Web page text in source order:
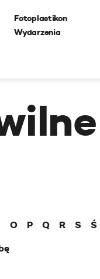
Fotoplastikon
Wydarzenia
O P Q R S Ś